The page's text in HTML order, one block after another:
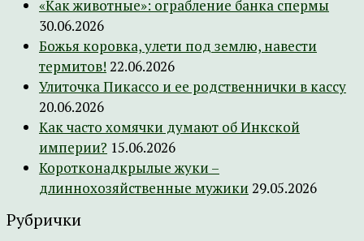
«Как животные»: ограбление банка спермы
30.06.2026
Божья коровка, улети под землю, навести
термитов! 22.06.2026
Улиточка Пикассо и ее родственнички в кассу
20.06.2026
Как часто хомячки думают об Инкской
империи? 15.06.2026
Коротконадкрылые жуки –
длиннохозяйственные мужики 29.05.2026
Рубрички